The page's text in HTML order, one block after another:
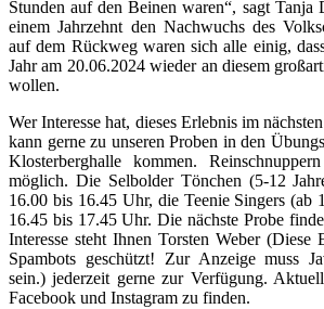
Stunden auf den Beinen waren“, sagt Tanja
einem Jahrzehnt den Nachwuchs des
auf dem Rückweg waren sich alle einig,
Jahr am 20.06.2024 wieder an diesem
wollen.
Wer Interesse hat, dieses Erlebnis im
kann gerne zu unseren Proben in den
Klosterberghalle kommen.
möglich. Die Selbolder Tönchen (5-12
16.00 bis 16.45 Uhr, die Teenie Singers (ab
16.45 bis 17.45 Uhr. Die nächste Probe
Interesse steht Ihnen Torsten Weber (Diese
Spambots geschützt! Zur Anzeige muss
sein.) jederzeit gerne zur Verfügung.
Facebook und Instagram zu finden.